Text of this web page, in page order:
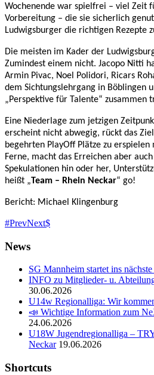
Wochenende war spielfrei – viel Zeit
Vorbereitung – die sie sicherlich
Ludwigsburger die richtigen Rezepte
Die meisten im Kader der
Zumindest einem nicht. Jacopo Nitti
Armin Pivac, Noel Polidori, Ricars
dem Sichtungslehrgang in Böblingen
„Perspektive für Talente“ zusammen
Eine Niederlage zum jetzigen
erscheint nicht abwegig, rückt das
begehrten PlayOff Plätze zu
Ferne, macht das Erreichen aber
Spekulationen hin oder her,
heißt „Team – Rhein Neckar“ go!
Bericht: Michael Klingenburg
PrevNext
News
SG Mannheim startet ins
INFO zu Mitglieder- u.
30.06.2026
U14w Regionalliga: Wir
📣 Wichtige Information zum
24.06.2026
U18W Jugendregionalliga –
Neckar 19.06.2026
Shortcuts